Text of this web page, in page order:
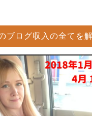
ブログ収入の全てを解